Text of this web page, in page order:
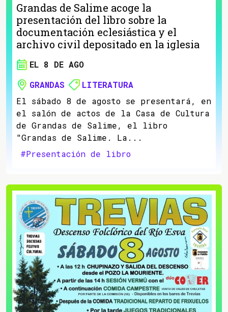
Grandas de Salime acoge la
presentación del libro sobre la
documentación eclesiástica y el
archivo civil depositado en la iglesia
EL 8 DE AGO
GRANDAS
LITERATURA
El sábado 8 de agosto se presentará, en
el salón de actos de la Casa de Cultura
de Grandas de Salime, el libro
"Grandas de Salime. La...
#Presentación de libro